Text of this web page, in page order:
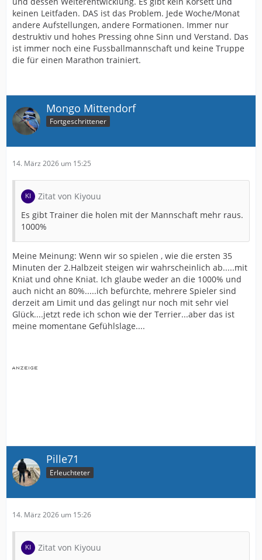
keinen Leitfaden. DAS ist das Problem. Jede Woche/Monat
andere Aufstellungen, andere Formationen. Immer nur
destruktiv und hohes Pressing ohne Sinn und Verstand. Das
ist immer noch eine Fussballmannschaft und keine Truppe
die für einen Marathon trainiert.
Mongo Mittendorf
Fortgeschrittener
14. März 2026 um 15:25
Zitat von Kiyouu
Es gibt Trainer die holen mit der Mannschaft mehr raus.
1000%
Meine Meinung: Wenn wir so spielen , wie die ersten 35
Minuten der 2.Halbzeit steigen wir wahrscheinlich ab.....mit
Kniat und ohne Kniat. Ich glaube weder an die 1000% und
auch nicht an 80%.....ich befürchte, mehrere Spieler sind
derzeit am Limit und das gelingt nur noch mit sehr viel
Glück....jetzt rede ich schon wie der Terrier...aber das ist
meine momentane Gefühlslage....
Pille71
Erleuchteter
14. März 2026 um 15:26
Zitat von Kiyouu